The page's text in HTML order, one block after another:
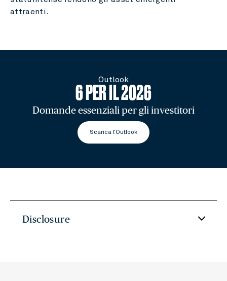
attraenti.
Outlook
6 PER IL 2026
Domande essenziali per gli investitori
Scarica l’Outlook
Disclosure